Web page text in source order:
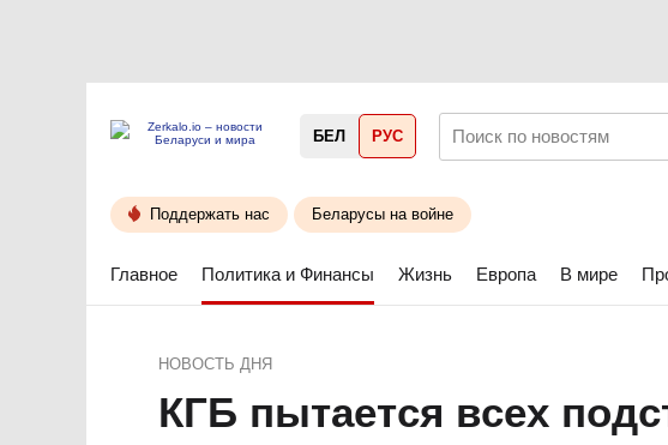
БЕЛ РУС
Поддержать нас Беларусы на войне
Главное Политика и Финансы Жизнь Европа В мире
НОВОСТЬ ДНЯ
КГБ пытается всех